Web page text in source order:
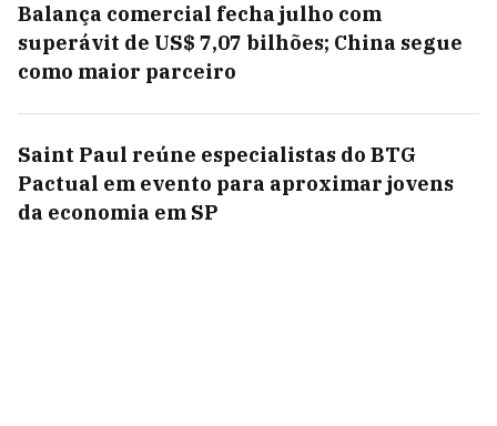
Balança comercial fecha julho com
superávit de US$ 7,07 bilhões; China segue
como maior parceiro
Saint Paul reúne especialistas do BTG
Pactual em evento para aproximar jovens
da economia em SP